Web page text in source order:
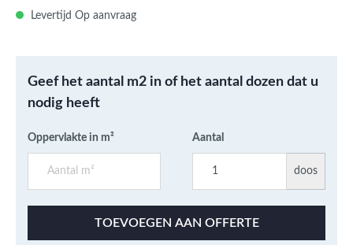
Levertijd Op aanvraag
Geef het aantal m2 in of het aantal dozen dat u
nodig heeft
Oppervlakte in m² Aantal
doos
TOEVOEGEN AAN OFFERTE